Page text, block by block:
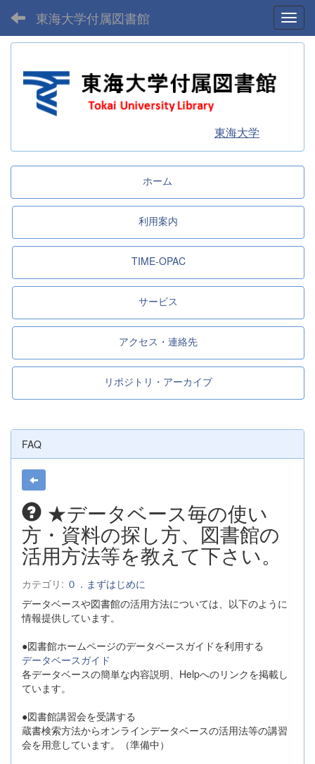
東海大学付属図書館
東海大学
ホーム
利用案内
TIME-OPAC
サービス
アクセス・連絡先
リポジトリ・アーカイブ
FAQ
★データベース毎の使い
方・資料の探し方、図書館の
活用方法等を教えて下さい。
カテゴリ: ０．まずはじめに
データベースや図書館の活用方法については、以下のように
情報提供しています。
●図書館ホームページのデータベースガイドを利用する
データベースガイド
各データベースの簡単な内容説明、Helpへのリンクを掲載し
ています。
●図書館講習会を受講する
蔵書検索方法からオンラインデータベースの活用法等の講習
会を用意しています。（準備中）